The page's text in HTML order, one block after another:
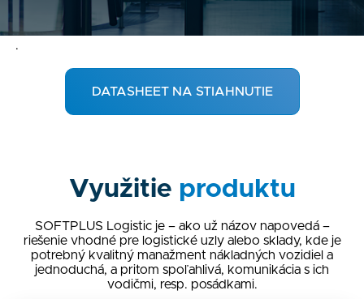
.
DATASHEET NA STIAHNUTIE
Využitie produktu
SOFTPLUS Logistic je – ako už názov napovedá –
riešenie vhodné pre logistické uzly alebo sklady, kde je
potrebný kvalitný manažment nákladných vozidiel a
jednoduchá, a pritom spoľahlivá, komunikácia s ich
vodičmi, resp. posádkami.